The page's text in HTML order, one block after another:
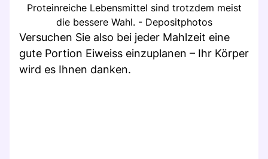
Proteinreiche Lebensmittel sind trotzdem meist
die bessere Wahl. - Depositphotos
Versuchen Sie also bei jeder Mahlzeit eine
gute Portion Eiweiss einzuplanen – Ihr Körper
wird es Ihnen danken.